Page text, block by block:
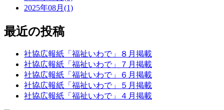
2025年08月(1)
最近の投稿
社協広報紙「福祉いわで」８月掲載
社協広報紙「福祉いわで」７月掲載
社協広報紙「福祉いわで」６月掲載
社協広報紙「福祉いわで」５月掲載
社協広報紙「福祉いわで」４月掲載